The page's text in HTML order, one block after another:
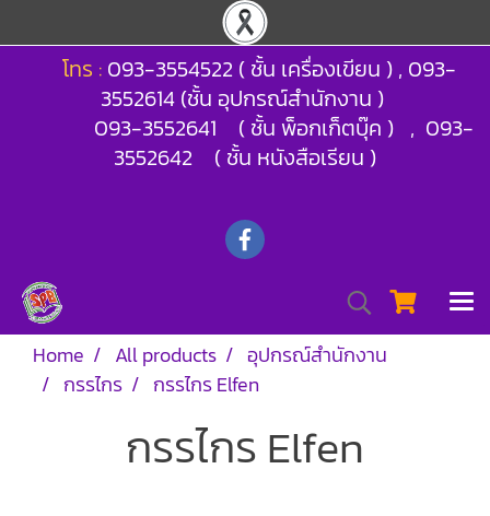
โทร : 093-3554522 ( ชั้น เครื่องเขียน ) , 093-
3552614 (ชั้น อุปกรณ์สำนักงาน )
093-3552641 ( ชั้น พ็อกเก็ตบุ๊ค ) , 093-
3552642 ( ชั้น หนังสือเรียน )
Home All products
อุปกรณ์สำนักงาน
กรรไกร
กรรไกร Elfen
กรรไกร Elfen